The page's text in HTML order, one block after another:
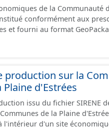
de la Communauté
conformément aux
et fourni au format
production sur la
d'Estrées
issu du fichier SIRENE
de la Plaine d'Estrées. Seuls
l'intérieur d'un site